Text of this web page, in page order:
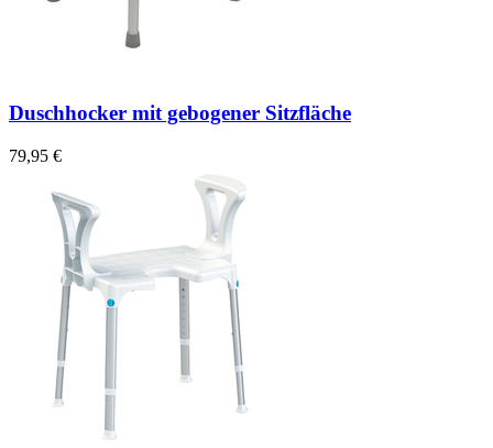
Duschhocker mit gebogener Sitzfläche
79,95 €